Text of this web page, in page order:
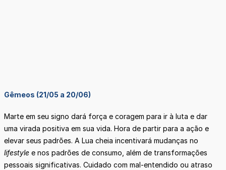
Gêmeos (21/05 a 20/06)
Marte em seu signo dará força e coragem para ir à luta e dar
uma virada positiva em sua vida. Hora de partir para a ação e
elevar seus padrões. A Lua cheia incentivará mudanças no
lifestyle e nos padrões de consumo, além de transformações
pessoais significativas. Cuidado com mal-entendido ou atraso